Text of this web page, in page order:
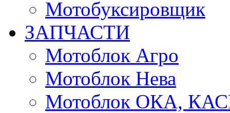
Мотобуксировщик
ЗАПЧАСТИ
Мотоблок Агро
Мотоблок Нева
Мотоблок ОКА,